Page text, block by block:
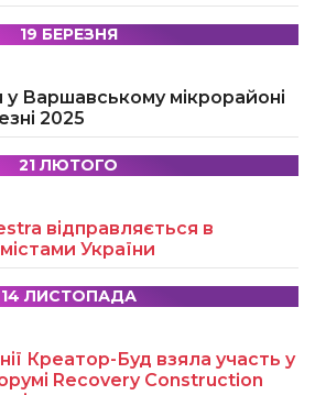
19 БЕРЕЗНЯ
Варшавському мікрорайоні
2025
21 ЛЮТОГО
відправляється в
України
14 ЛИСТОПАДА
Креатор-Буд взяла участь у
Recovery Construction